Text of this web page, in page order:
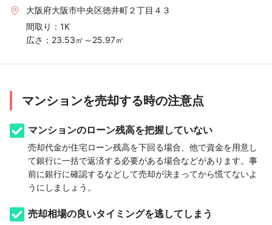
大阪府大阪市中央区徳井町２丁目４３
間取り： 1K
広さ： 23.53㎡～25.97㎡
マンションを売却する時の注意点
マンションのローン残高を把握していない
売却代金が住宅ローン残高を下回る場合、他で資金を用意し
て銀行に一括で返済する必要がある場合などがあります。事
前に銀行に確認するなどして売却が決まってから慌てないよ
うにしましょう。
売却相場の良いタイミングを逃してしまう